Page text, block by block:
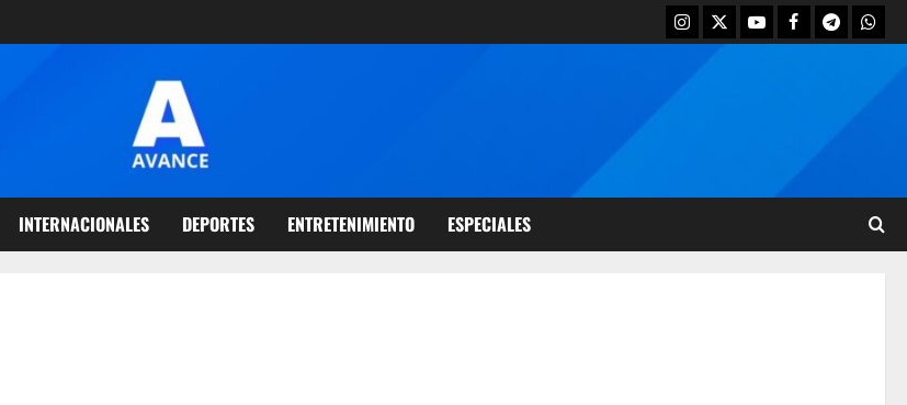
INTERNACIONALES DEPORTES ENTRETENIMIENTO ESPECIALES